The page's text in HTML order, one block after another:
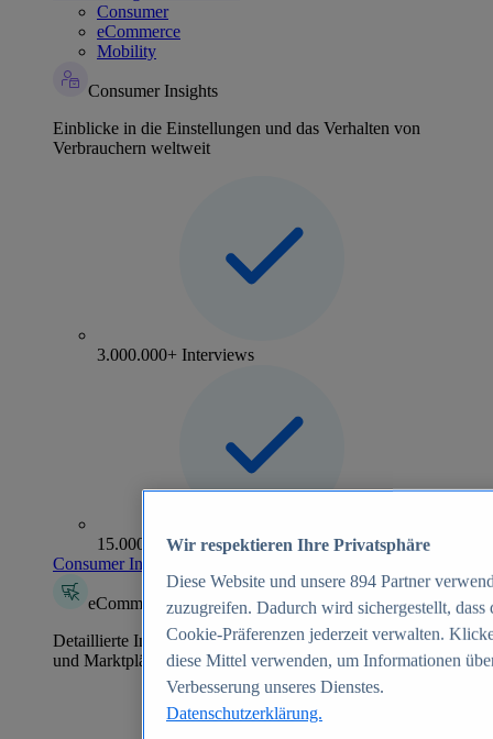
Consumer
eCommerce
Mobility
Consumer Insights
Einblicke in die Einstellungen und das Verhalten von
Verbrauchern weltweit
3.000.000+ Interviews
15.000+ Marken
Consumer Insights entdecken
eCommerce Insights
Detaillierte Informationen zu mehr als 39.000 Online-Shops
und Marktplätzen
Wir respektieren Ihre Privatsphäre
Diese Website und unsere 894 Partner
zuzugreifen. Dadurch wird sichergestellt,
Cookie-Präferenzen jederzeit verwalten.
diese Mittel verwenden, um Informationen
Verbesserung unseres Dienstes.
Datenschutzerklärung.